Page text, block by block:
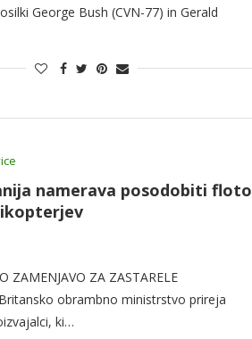
George Bush (CVN-77) in Gerald
namerava posodobiti floto
ZAMENJAVO ZA ZASTARELE
Britansko obrambno ministrstvo prireja
ki…